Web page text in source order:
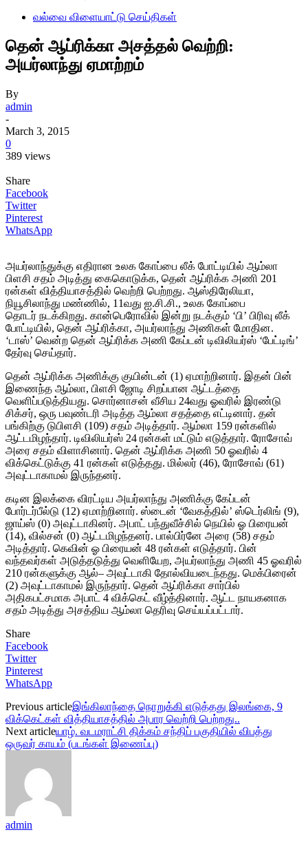
வல்வை விளையாட்டு செய்திகள்
தென் ஆப்ரிக்கா அசத்தல் வெற்றி:
அயர்லாந்து ஏமாற்றம்
By
admin
-
March 3, 2015
0
389 views
Share
Facebook
Twitter
Pinterest
WhatsApp
அயர்லாந்துக்கு எதிரான உலக கோப்பை லீக் போட்டியில் ஆம்லா
பிளசி சதம் அடித்து கைகொடுக்க, தென் ஆப்ரிக்க அணி 201
ரன்கள் வித்தியாசத்தில் வெற்றி பெற்றது. ஆஸ்திரேலியா,
நியூசிலாந்து மண்ணில், 11வது ஐ.சி.சி., உலக கோப்பை
தொடர் நடக்கிறது. கான்பெரோவில் இன்று நடக்கும் ‘பி’ பிரிவு லீக்
போட்டியில், தென் ஆப்ரிக்கா, அயர்லாந்து அணிகள் மோதின.
‘டாஸ்’ வென்ற தென் ஆப்ரிக்க அணி கேப்டன் டிவிலியர்ஸ் ‘பேட்டிங்’
தேர்வு செய்தார்.
தென் ஆப்ரிக்க அணிக்கு குயின்டன் (1) ஏமாற்றினார். இதன் பின்
இணைந்த ஆம்லா, பிளசி ஜோடி சிறப்பான ஆட்டத்தை
வெளிப்படுத்தியது. சொர்னாசன் வீசிய 24வது ஓவரில் இரண்டு
சிக்சர், ஒரு பவுண்டரி அடித்த ஆம்லா சதத்தை எட்டினார். தன்
பங்கிற்கு டுபிளசி (109) சதம் அடித்தார். ஆம்லா 159 ரன்களில்
ஆட்டமிழந்தார். டிவிலியர்ஸ் 24 ரன்கள் மட்டும் எடுத்தார். ரோசோவ்
அரை சதம் விளாசினார். தென் ஆப்ரிக்க அணி 50 ஓவரில் 4
விக்கெட்டுக்கு 41 ரன்கள் எடுத்தது. மில்லர் (46), ரோசோவ் (61)
அவுட்டாகாமல் இருந்தனர்.
கடின இலக்கை விரட்டிய அயர்லாந்து அணிக்கு கேப்டன்
போர்டர்பீல்டு (12) ஏமாற்றினார். ஸ்டைன் ‘வேகத்தில்’ ஸ்டெர்லிங் (9),
ஜாய்ஸ் (0) அவுட்டாகினர். அபாட் பந்துவீச்சில் நெயில் ஓ பிரையன்
(14), வில்சன் (0) ஆட்டமிழந்தனர். பால்பிர்னே அரை (58) சதம்
அடித்தார். கெவின் ஓ பிரையன் 48 ரன்கள் எடுத்தார். பின்
வந்தவர்கள் அடுத்தடுத்து வெளியேற, அயர்லாந்து அணி 45 ஓவரில்
210 ரன்களுக்கு ஆல்– அவுட்டாகி தோல்வியடைந்தது. மெக்பிரைன்
(2) அவுட்டாகாமல் இருந்தார். தென் ஆப்ரிக்கா சார்பில்
அதிகபட்சமாக அபாட் 4 விக்கெட் வீழ்த்தினார். ஆட்ட நாயகனாக
சதம் அடித்து அசத்திய ஆம்லா தெரிவு செய்யப்பட்டார்.
Share
Facebook
Twitter
Pinterest
WhatsApp
Previous articleஇங்கிலாந்தை நொறுக்கி எடுத்தது இலங்கை, 9
விக்கெட்கள் வித்தியாசத்தில் அபார வெற்றி பெற்றது..
Next articleயாழ். வடமராட்சி திக்கம் சந்திப் பகுதியில் விபத்து
ஒருவர் காயம் (படங்கள் இணைப்பு)
admin